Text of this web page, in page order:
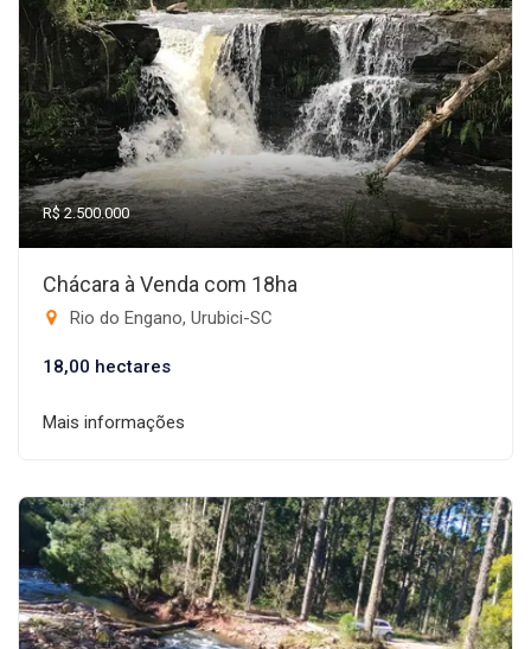
R$ 2.500.000
Chácara à Venda com 18ha
Rio do Engano, Urubici-SC
18,00 hectares
Mais informações